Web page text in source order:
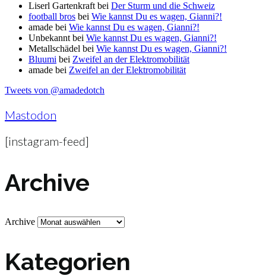
Liserl Gartenkraft bei Der Sturm und die Schweiz
football bros bei Wie kannst Du es wagen, Gianni?!
amade bei Wie kannst Du es wagen, Gianni?!
Unbekannt bei Wie kannst Du es wagen, Gianni?!
Metallschädel bei Wie kannst Du es wagen, Gianni?!
Bluumi bei Zweifel an der Elektromobilität
amade bei Zweifel an der Elektromobilität
Tweets von @amadedotch
Mastodon
[instagram-feed]
Archive
Archive
Kategorien